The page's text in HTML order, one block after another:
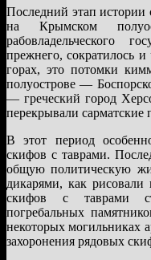
Последний этап истории
на Крымском
рабовладельческого
прежнего, сократилось
горах, это потомки
полуострове —
— греческий город
перекрывали сарматские
В этот период
скифов с таврами.
общую политическую
дикарями, как рисовали
скифов с таврами
погребальных
некоторых могильниках
захоронения рядовых